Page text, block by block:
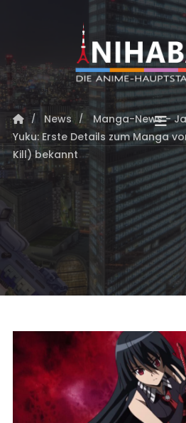
News Manga-News -
Yuku: Erste Details zum Manga
Kill) bekannt